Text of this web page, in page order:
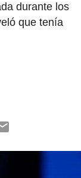
durante los
que tenía